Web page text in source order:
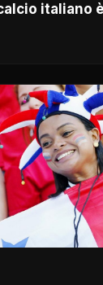
italiano